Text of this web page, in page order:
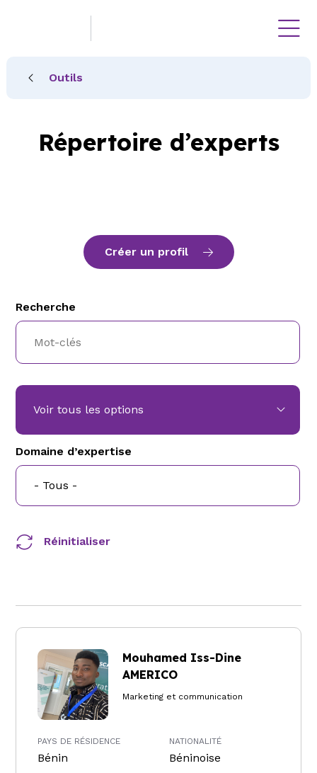
Outils
Répertoire d’experts
Créer un profil
Recherche
Voir tous les options
Domaine d’expertise
Réinitialiser
Mouhamed Iss-Dine
AMERICO
Marketing et communication
PAYS DE RÉSIDENCE
Bénin
NATIONALITÉ
Béninoise